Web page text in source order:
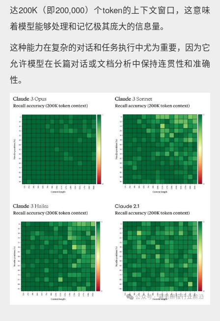
达200K（即200,000）个token的上下文窗口，这意味
着模型能够处理和记忆极其庞大的信息量。
这种能力在复杂的对话和任务执行中尤为重要，因为它
允许模型在长篇对话或文档分析中保持连贯性和准确
性。